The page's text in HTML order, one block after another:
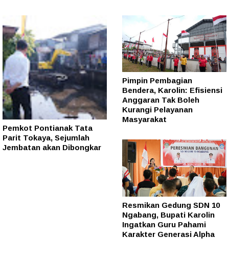
Pemkot Pontianak Tata
Parit Tokaya, Sejumlah
Jembatan akan Dibongkar
Pimpin Pembagian
Bendera, Karolin: Efisiensi
Anggaran Tak Boleh
Kurangi Pelayanan
Masyarakat
Resmikan Gedung SDN 10
Ngabang, Bupati Karolin
Ingatkan Guru Pahami
Karakter Generasi Alpha